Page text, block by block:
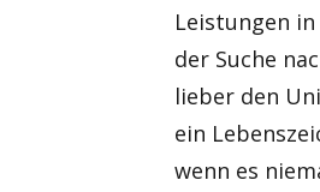
Leistungen
der Suche
lieber den
ein
wenn es